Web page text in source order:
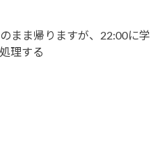
まま帰りますが、22:00に学
理する